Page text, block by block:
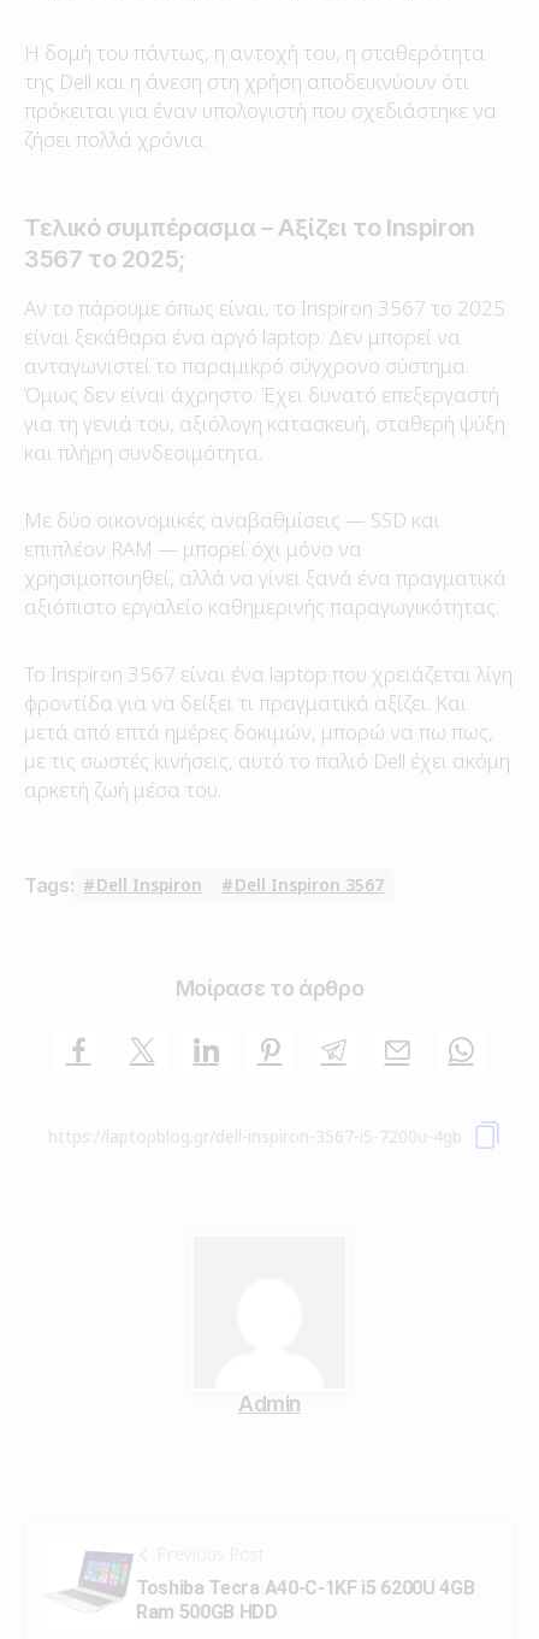
Η δομή του πάντως, η αντοχή του, η σταθερότητα
της Dell και η άνεση στη χρήση αποδεικνύουν ότι
πρόκειται για έναν υπολογιστή που σχεδιάστηκε να
ζήσει πολλά χρόνια.
Τελικό συμπέρασμα – Αξίζει το Inspiron
3567 το 2025;
Αν το πάρουμε όπως είναι, το Inspiron 3567 το 2025
είναι ξεκάθαρα ένα αργό laptop. Δεν μπορεί να
ανταγωνιστεί το παραμικρό σύγχρονο σύστημα.
Όμως δεν είναι άχρηστο. Έχει δυνατό επεξεργαστή
για τη γενιά του, αξιόλογη κατασκευή, σταθερή ψύξη
και πλήρη συνδεσιμότητα.
Με δύο οικονομικές αναβαθμίσεις — SSD και
επιπλέον RAM — μπορεί όχι μόνο να
χρησιμοποιηθεί, αλλά να γίνει ξανά ένα πραγματικά
αξιόπιστο εργαλείο καθημερινής παραγωγικότητας.
Το Inspiron 3567 είναι ένα laptop που χρειάζεται λίγη
φροντίδα για να δείξει τι πραγματικά αξίζει. Και
μετά από επτά ημέρες δοκιμών, μπορώ να πω πως,
με τις σωστές κινήσεις, αυτό το παλιό Dell έχει ακόμη
αρκετή ζωή μέσα του.
Tags: Dell Inspiron Dell Inspiron 3567
Μοίρασε το άρθρο
Admin
Previous Post
Toshiba Tecra A40-C-1KF i5 6200U 4GB
Ram 500GB HDD